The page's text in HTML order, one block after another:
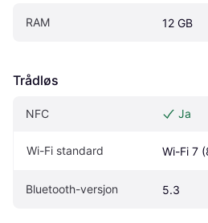
RAM 12 GB
Trådløs
NFC Ja
Wi-Fi standard Wi-Fi 7
Bluetooth-versjon 5.3